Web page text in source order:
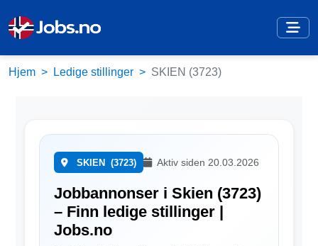
Hjem Ledige stillinger SKIEN (3723)
SKIEN (3723) Aktiv siden 20.03.2026
Jobbannonser i Skien (3723)
– Finn ledige stillinger |
Jobs.no